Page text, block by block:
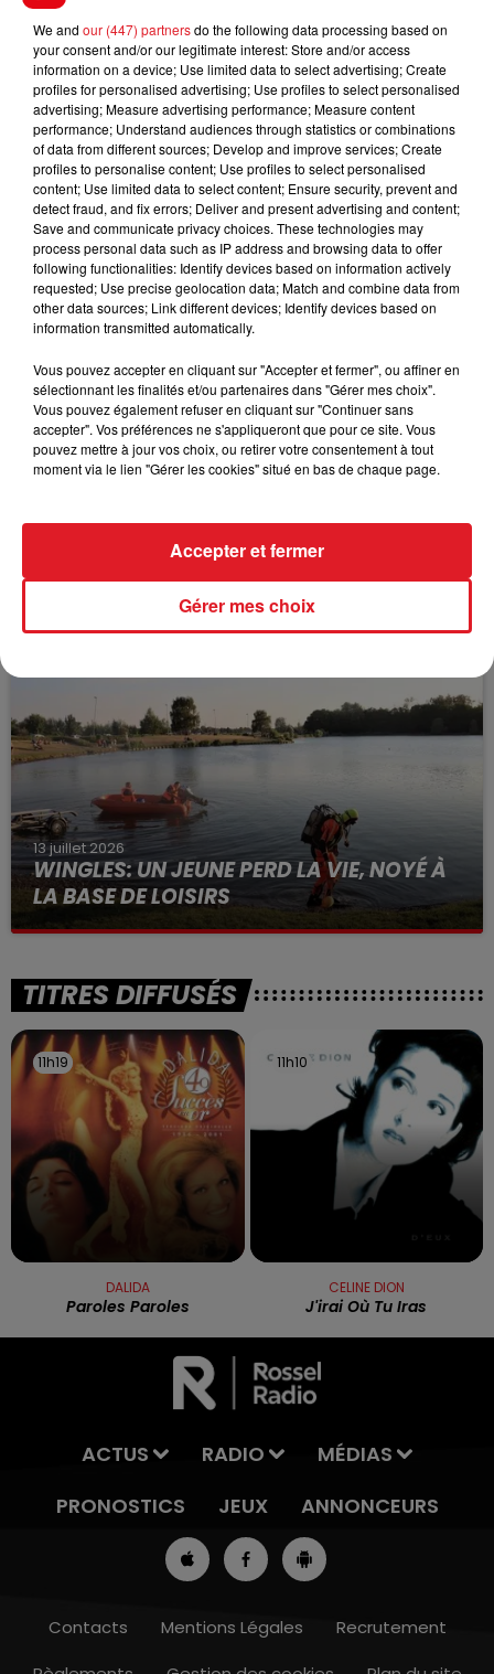
2 MARCELLO WIBB
gagnant un groupe III dans un bon lot au mois de
mai. Même si il a déçu les deux derniers coups, il est
capable de se réhabiliter
1 FALYA KALOUMA : Elle a répondu présente dans le
quinté d'Amiens, ici le lot est beaucoup plus relevé,
mais sur sa forme elle peut prendre une 5 éme
place avec le bon parcours.
+++++ EN DIRECT DES PISTES+++++w*
FIL D'ACTUS
BÉTHUNE: ENQUÊTE POUR HOMICIDE
VOLONTAIRE EN COURS, APRÈS LA...
à des prostituées
13 juillet 2026
WINGLES: UN JEUNE PERD LA VIE, NOYÉ À
LA BASE DE LOISIRS
La victime a coulé à pic
TITRES DIFFUSÉS
11h19
11h19
DALIDA
Paroles Paroles
11h10
11h10
CELINE DION
J'irai Où Tu Iras
ACTUS RADIO
MÉDIAS
PRONOSTICS
JEUX ANNONCEURS
Contacts Mentions Légales
Recrutement
We and our (447) partnersdo the following data processing based on
your consent and/or our legitimate interest: Store and/or access
information on a device; Use limited data to select advertising; Create
profiles for personalised advertising; Use profiles to select personalised
advertising; Measure advertising performance; Measure content
performance; Understand audiences through statistics or combinations
of data from different sources; Develop and improve services; Create
profiles to personalise content; Use profiles to select personalised
content; Use limited data to select content; Ensure security, prevent and
detect fraud, and fix errors; Deliver and present advertising and content;
Save and communicate privacy choices. These technologies may
process personal data such as IP address and browsing data to offer
following functionalities: Identify devices based on information actively
requested; Use precise geolocation data; Match and combine data from
other data sources; Link different devices; Identify devices based on
information transmitted automatically.
Vous pouvez accepter en cliquant sur "Accepter et fermer", ou affiner en
sélectionnant les finalités et/ou partenaires dans "Gérer mes choix".
Vous pouvez également refuser en cliquant sur "Continuer sans
accepter". Vos préférences ne s'appliqueront que pour ce site. Vous
pouvez mettre à jour vos choix, ou retirer votre consentement à tout
moment via le lien "Gérer les cookies" situé en bas de chaque page.
Gérer mes choix
Accepter et fermer